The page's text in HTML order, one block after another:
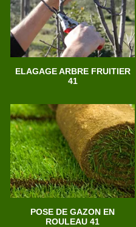
ELAGAGE ARBRE FRUITIER
41
POSE DE GAZON EN
ROULEAU 41